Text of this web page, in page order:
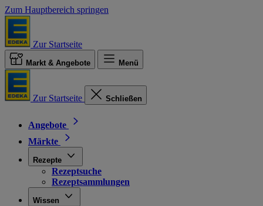
Zum Hauptbereich springen
Zur Startseite
Markt & Angebote Menü
Zur Startseite Schließen
Angebote
Märkte
Rezepte
Rezeptsuche
Rezeptsammlungen
Wissen